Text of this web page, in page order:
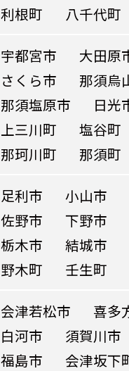
利根町
八千代町
宇都宮市
大田原
さくら市
那須烏
那須塩原市
日光
上三川町
塩谷町
那珂川町
那須町
足利市
小山市
佐野市
下野市
栃木市
結城市
野木町
壬生町
会津若松市
喜多
白河市
須賀川市
福島市
会津坂下